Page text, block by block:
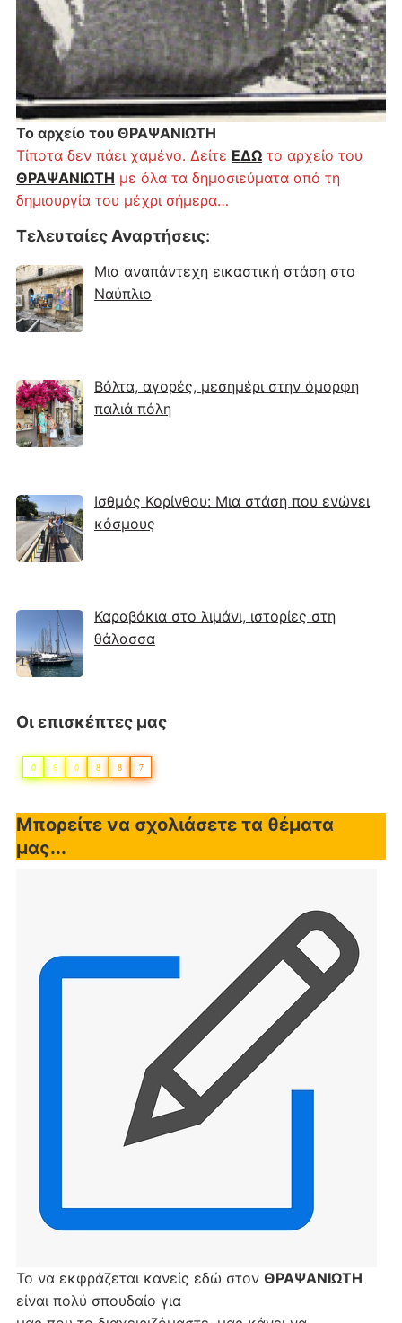
Το αρχείο του ΘΡΑΨΑΝΙΩΤΗ
Τίποτα δεν πάει χαμένο. Δείτε ΕΔΩτο αρχείο του
ΘΡΑΨΑΝΙΩΤΗ με όλα τα δημοσιεύματα από τη
δημιουργία του μέχρι σήμερα…
Τελευταίες Αναρτήσεις:
Μια αναπάντεχη εικαστική στάση στο
Ναύπλιο
Βόλτα, αγορές, μεσημέρι στην όμορφη
παλιά πόλη
Ισθμός Κορίνθου: Μια στάση που ενώνει
κόσμους
Καραβάκια στο λιμάνι, ιστορίες στη
θάλασσα
Οι επισκέπτες μας
0 6 0 8 8 7
Μπορείτε να σχολιάσετε τα θέματα
μας...
Το να εκφράζεται κανείς εδώ στον ΘΡΑΨΑΝΙΩΤΗ
είναι πολύ σπουδαίο για